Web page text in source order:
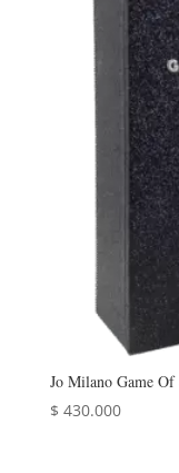
Jo Milano Game
$ 430.000